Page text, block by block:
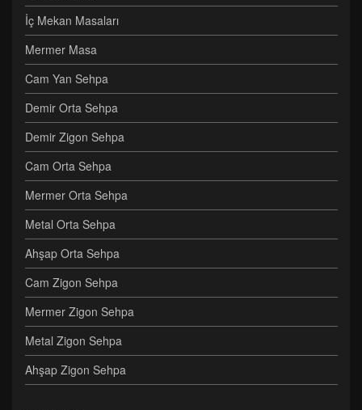
İç Mekan Masaları
Mermer Masa
Cam Yan Sehpa
Demir Orta Sehpa
Demir Zigon Sehpa
Cam Orta Sehpa
Mermer Orta Sehpa
Metal Orta Sehpa
Ahşap Orta Sehpa
Cam Zigon Sehpa
Mermer Zigon Sehpa
Metal Zigon Sehpa
Ahşap Zigon Sehpa